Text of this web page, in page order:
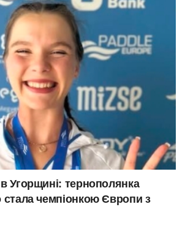
Угорщині: тернополянка
стала чемпіонкою Європи з